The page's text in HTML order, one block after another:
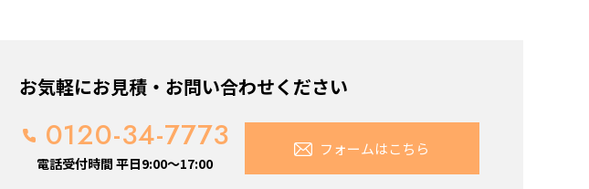
お気軽にお見積・お問い合わせください
0120-34-7773
電話受付時間 平日9:00～17:00
フォームはこちら